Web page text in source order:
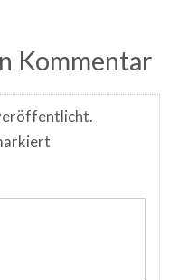
Kommentar